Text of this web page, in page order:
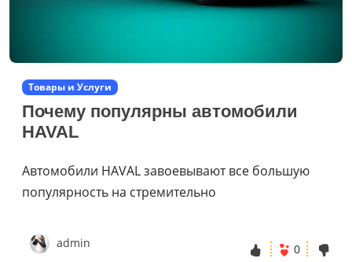
Товары и Услуги
Почему популярны автомобили
HAVAL
Автомобили HAVAL завоевывают все большую
популярность на стремительно
admin 0